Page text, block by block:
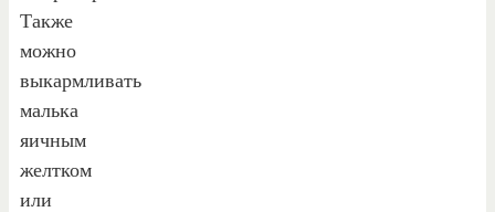
Также
можно
выкармливать
малька
яичным
желтком
или